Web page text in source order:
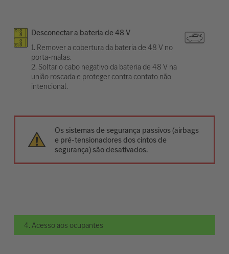
Desconectar a bateria de 48 V
1. Remover a cobertura da bateria de 48 V no
porta-malas.
2. Soltar o cabo negativo da bateria de 48 V na
união roscada e proteger contra contato não
intencional.
Os sistemas de segurança passivos (airbags
e pré-tensionadores dos cintos de
segurança) são desativados.
4. Acesso aos ocupantes